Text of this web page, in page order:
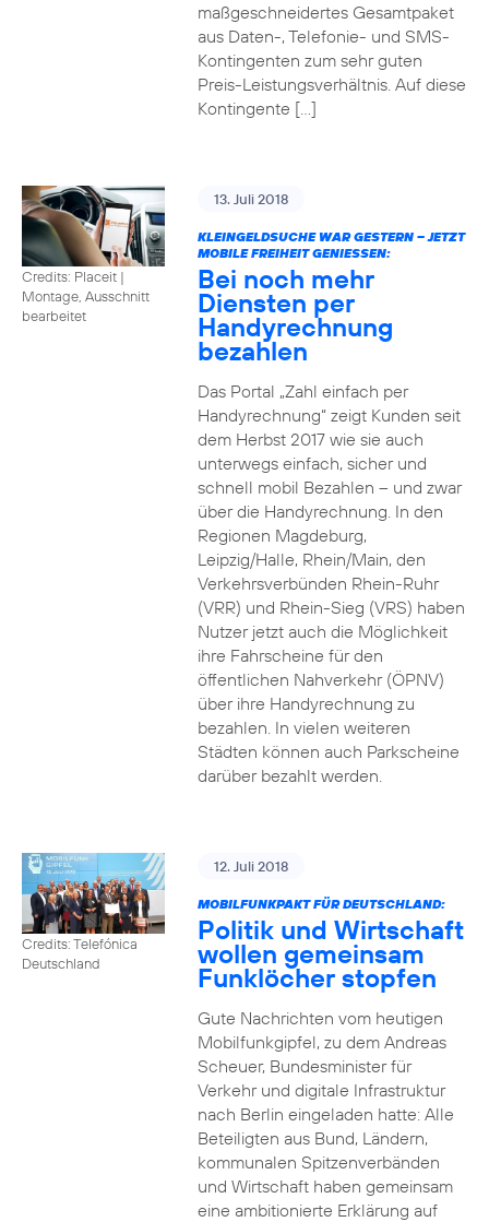
maßgeschneidertes Gesamtpaket
aus Daten-, Telefonie- und SMS-
Kontingenten zum sehr guten
Preis-Leistungsverhältnis. Auf diese
Kontingente […]
Credits: Placeit |
Montage, Ausschnitt
bearbeitet
13. Juli 2018
KLEINGELDSUCHE WAR GESTERN – JETZT
MOBILE FREIHEIT GENIESSEN:
Bei noch mehr
Diensten per
Handyrechnung
bezahlen
Das Portal „Zahl einfach per
Handyrechnung“ zeigt Kunden seit
dem Herbst 2017 wie sie auch
unterwegs einfach, sicher und
schnell mobil Bezahlen – und zwar
über die Handyrechnung. In den
Regionen Magdeburg,
Leipzig/Halle, Rhein/Main, den
Verkehrsverbünden Rhein-Ruhr
(VRR) und Rhein-Sieg (VRS) haben
Nutzer jetzt auch die Möglichkeit
ihre Fahrscheine für den
öffentlichen Nahverkehr (ÖPNV)
über ihre Handyrechnung zu
bezahlen. In vielen weiteren
Städten können auch Parkscheine
darüber bezahlt werden.
Credits: Telefónica
Deutschland
12. Juli 2018
MOBILFUNKPAKT FÜR DEUTSCHLAND:
Politik und Wirtschaft
wollen gemeinsam
Funklöcher stopfen
Gute Nachrichten vom heutigen
Mobilfunkgipfel, zu dem Andreas
Scheuer, Bundesminister für
Verkehr und digitale Infrastruktur
nach Berlin eingeladen hatte: Alle
Beteiligten aus Bund, Ländern,
kommunalen Spitzenverbänden
und Wirtschaft haben gemeinsam
eine ambitionierte Erklärung auf